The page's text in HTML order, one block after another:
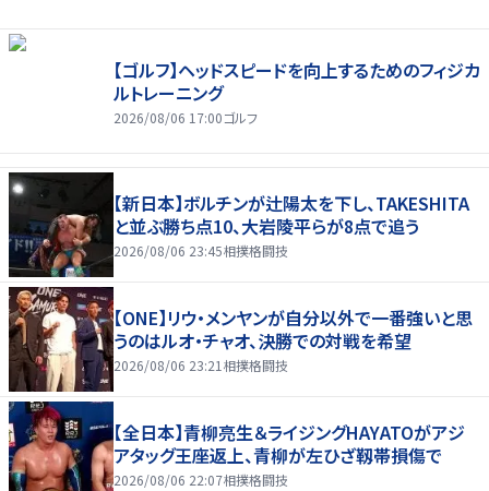
【ゴルフ】ヘッドスピードを向上するためのフィジカ
ルトレーニング
2026/08/06 17:00ゴルフ
【新日本】ボルチンが辻陽太を下し、TAKESHITA
と並ぶ勝ち点10、大岩陵平らが8点で追う
2026/08/06 23:45相撲格闘技
【ONE】リウ・メンヤンが自分以外で一番強いと思
うのはルオ・チャオ、決勝での対戦を希望
2026/08/06 23:21 相撲格闘技
【全日本】青柳亮生＆ライジングHAYATOがアジ
アタッグ王座返上、青柳が左ひざ靱帯損傷で
2026/08/06 22:07相撲格闘技